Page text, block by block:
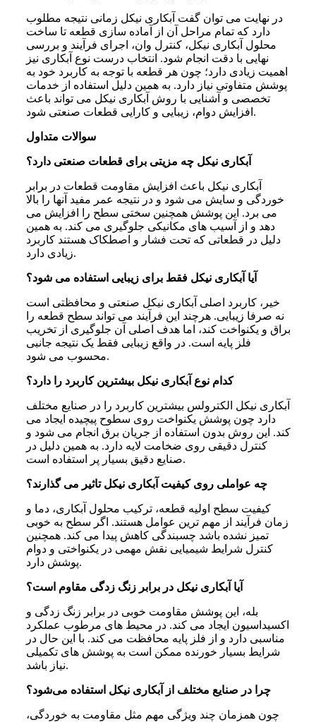
در نهایت می توان گفت آبکاری نیکل زمانی نتیجه مطلوب
دارد که تمام مراحل آن از آماده سازی قطعه تا ساخت
محلول آبکاری نیکل، کنترل وان، اجرای فرآیند و بررسی
نهایی با دقت انجام شود. انتخاب درست نوع آبکاری نیز
اهمیت زیادی دارد؛ چون هر قطعه با توجه به کاربرد خود به
پوشش متفاوتی نیاز دارد. به همین دلیل استفاده از خدمات
تخصصی و آشنایی با روش آبکاری نیکل می تواند باعث
افزایش دوام، زیبایی و کارایی قطعات صنعتی شود.
سوالات متداول
آبکاری نیکل چه مزیتی برای قطعات صنعتی دارد؟
آبکاری نیکل باعث افزایش مقاومت قطعات در برابر
خوردگی و سایش می شود و در نتیجه عمر مفید آنها را بالا
می برد. این پوشش همچنین سختی سطح را افزایش می
دهد و از آسیب های مکانیکی جلوگیری می کند. به همین
دلیل در قطعاتی که تحت فشار و اصطکاک هستند کاربرد
زیادی دارد.
آیا آبکاری نیکل فقط برای زیبایی استفاده می‌ شود؟
خیر، کاربرد اصلی آبکاری نیکل صنعتی و محافظتی است
نه صرفا زیبایی. هرچند این فرآیند می تواند سطح قطعه را
براق و یکنواخت کند، اما هدف اصلی آن جلوگیری از تخریب
فلز پایه است. در واقع زیبایی فقط یک نتیجه جانبی
محسوب می شود.
کدام نوع آبکاری نیکل بیشترین کاربرد را دارد؟
آبکاری نیکل الکترولس بیشترین کاربرد را در صنایع مختلف
دارد چون پوشش یکنواخت روی سطوح پیچیده ایجاد می
کند. این روش بدون استفاده از جریان برق انجام می شود و
کنترل دقیقی روی ضخامت لایه دارد. به همین دلیل در
صنایع دقیق بسیار پر استفاده است.
چه عواملی روی کیفیت آبکاری نیکل تاثیر می‌ گذارند؟
کیفیت سطح اولیه قطعه، ترکیب محلول آبکاری، دما و
زمان فرآیند از مهم ترین عوامل هستند. اگر سطح به خوبی
تمیز نشده باشد چسبندگی کاهش پیدا می کند. همچنین
کنترل شرایط شیمیایی نقش مهمی در یکنواختی و دوام
پوشش دارد.
آیا آبکاری نیکل در برابر زنگ‌ زدگی مقاوم است؟
بله، این پوشش مقاومت خوبی در برابر زنگ زدگی و
اکسیداسیون ایجاد می کند. در محیط های مرطوب عملکرد
مناسبی دارد و از فلز پایه محافظت می کند. با این حال در
شرایط بسیار خورنده ممکن است به پوشش های تکمیلی
نیاز باشد.
چرا در صنایع مختلف از آبکاری نیکل استفاده می‌شود؟
چون همزمان چند ویژگی مهم مثل مقاومت به خوردگی،